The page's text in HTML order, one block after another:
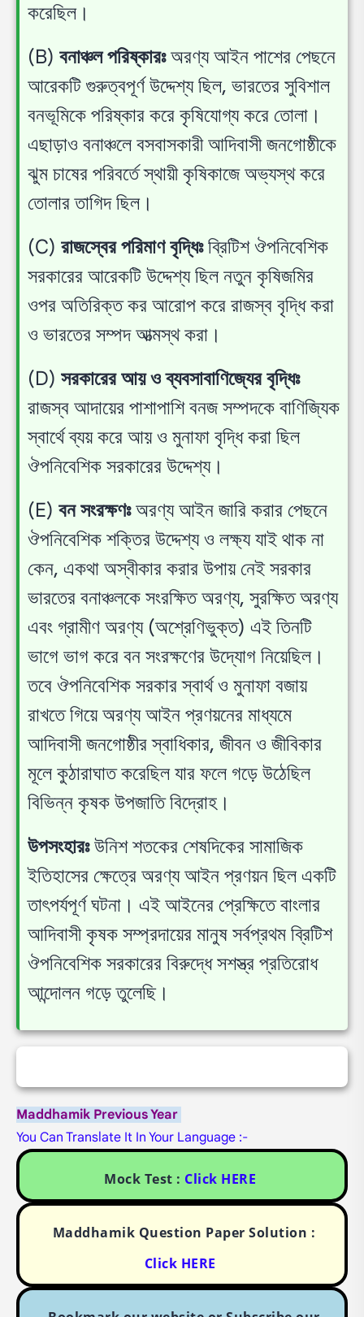
করেছিল।
(B) বনাঞ্চল পরিষ্কারঃঅরণ্য আইন পাশের পেছনে
আরেকটি গুরুত্বপূর্ণ উদ্দেশ্য ছিল, ভারতের সুবিশাল
বনভূমিকে পরিষ্কার করে কৃষিযোগ্য করে তোলা।
এছাড়াও বনাঞ্চলে বসবাসকারী আদিবাসী জনগোষ্ঠীকে
ঝুম চাষের পরিবর্তে স্থায়ী কৃষিকাজে অভ্যস্থ করে
তোলার তাগিদ ছিল।
(C) রাজস্বের পরিমাণ বৃদ্ধিঃব্রিটিশ ঔপনিবেশিক
সরকারের আরেকটি উদ্দেশ্য ছিল নতুন কৃষিজমির
ওপর অতিরিক্ত কর আরোপ করে রাজস্ব বৃদ্ধি করা
ও ভারতের সম্পদ আত্মস্থ করা।
(D) সরকারের আয় ও ব্যবসাবাণিজ্যের বৃদ্ধিঃ
রাজস্ব আদায়ের পাশাপাশি বনজ সম্পদকে বাণিজ্যিক
স্বার্থে ব্যয় করে আয় ও মুনাফা বৃদ্ধি করা ছিল
ঔপনিবেশিক সরকারের উদ্দেশ্য।
(E) বন সংরক্ষণঃঅরণ্য আইন জারি করার পেছনে
ঔপনিবেশিক শক্তির উদ্দেশ্য ও লক্ষ্য যাই থাক না
কেন, একথা অস্বীকার করার উপায় নেই সরকার
ভারতের বনাঞ্চলকে সংরক্ষিত অরণ্য, সুরক্ষিত অরণ্য
এবং গ্রামীণ অরণ্য (অশ্রেণিভুক্ত) এই তিনটি
ভাগে ভাগ করে বন সংরক্ষণের উদ্যোগ নিয়েছিল।
তবে ঔপনিবেশিক সরকার স্বার্থ ও মুনাফা বজায়
রাখতে গিয়ে অরণ্য আইন প্রণয়নের মাধ্যমে
আদিবাসী জনগোষ্ঠীর স্বাধিকার, জীবন ও জীবিকার
মূলে কুঠারাঘাত করেছিল যার ফলে গড়ে উঠেছিল
বিভিন্ন কৃষক উপজাতি বিদ্রোহ।
উপসংহারঃউনিশ শতকের শেষদিকের সামাজিক
ইতিহাসের ক্ষেত্রে অরণ্য আইন প্রণয়ন ছিল একটি
তাৎপর্যপূর্ণ ঘটনা। এই আইনের প্রেক্ষিতে বাংলার
আদিবাসী কৃষক সম্প্রদায়ের মানুষ সর্বপ্রথম ব্রিটিশ
ঔপনিবেশিক সরকারের বিরুদ্ধে সশস্ত্র প্রতিরোধ
আন্দোলন গড়ে তুলেছি।
Maddhamik Previous Year
You Can Translate It In Your Language :-
Mock Test : Click HERE
Maddhamik Question Paper Solution :
Click HERE